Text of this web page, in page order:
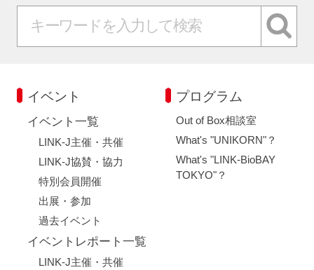
イベント
イベント一覧
LINK-J主催・共催
LINK-J協賛・協力
特別会員開催
出展・参加
過去イベント
イベントレポート一覧
LINK-J主催・共催
プログラム
Out of Box相談室
What's "UNIKORN"？
What's "LINK-BioBAY
TOKYO"？